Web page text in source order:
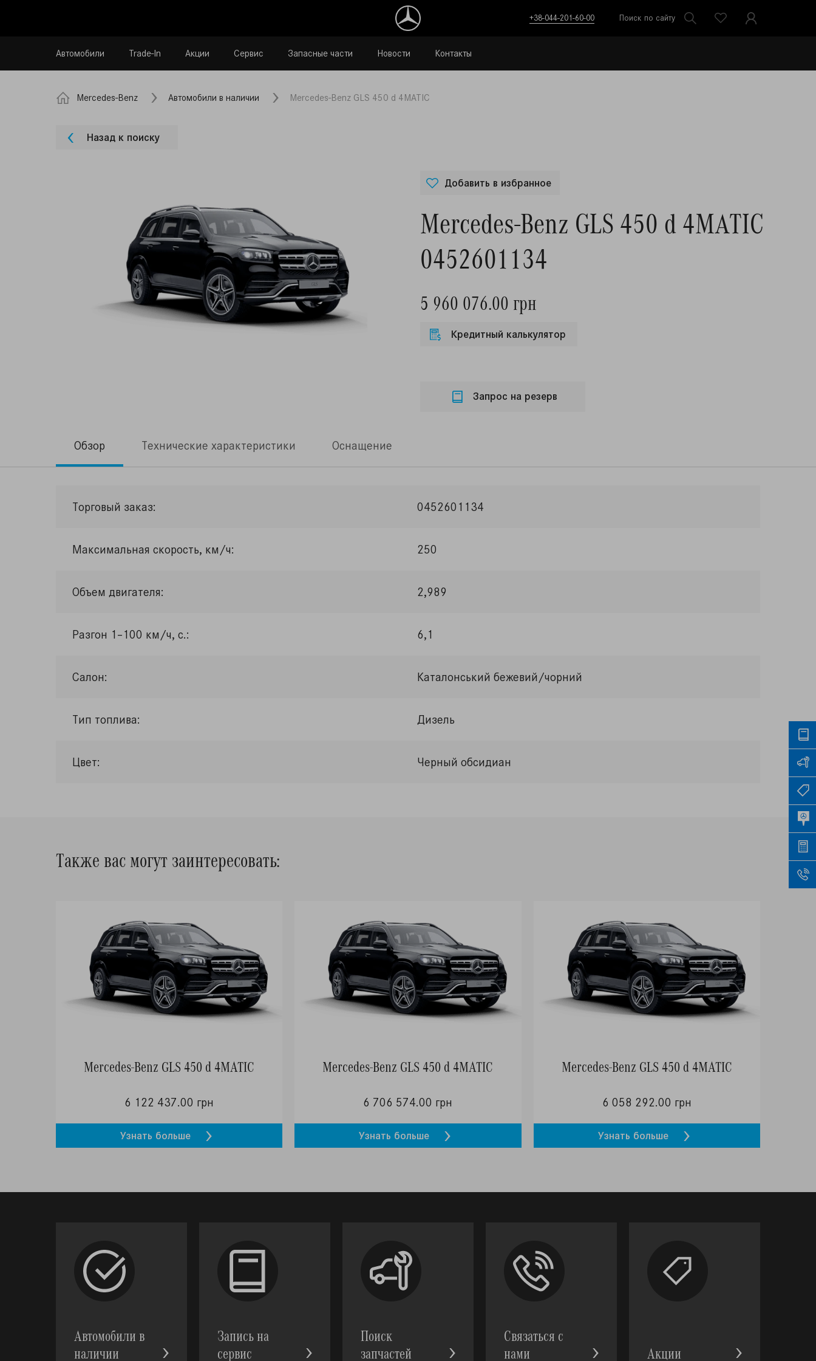
+38-044-201-60-00 Поиск по сайту
Автомобили Trade-In Акции Сервис Запасные части Новости Контакты
Mercedes-Benz Автомобили в наличии Mercedes-Benz GLS 450 d 4MATIC
Назад к поиску
Добавить в избранное
Mercedes-Benz GLS 450 d 4MATIC
0452601134
5 960 076.00 грн
Кредитный калькулятор
Запрос на резерв
Обзор Технические характеристики Оснащение
Торговый заказ: 0452601134
Максимальная скорость, км/ч: 250
Объем двигателя: 2,989
Разгон 1–100 км/ч, с.: 6,1
Салон: Каталонський бежевий/чорний
Тип топлива: Дизель
Цвет: Черный обсидиан
Также вас могут заинтересовать:
Mercedes-Benz GLS 450 d 4MATIC
6 122 437.00 грн
Узнать больше
Mercedes-Benz GLS 450 d 4MATIC
6 706 574.00 грн
Узнать больше
Mercedes-Benz GLS 450 d 4MATIC
6 058 292.00 грн
Узнать больше
Автомобили в
наличии
Запись на
сервис
Поиск
запчастей
Связаться с
нами
Акции